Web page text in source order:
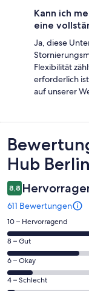
Kann ich
eine
Ja, diese
Flexibilität
erforderlich
auf unserer
Hub Berlin
8,8
611 Bewertungen
347
von
insgesamt
611
haben
10 – Hervorragend
170
von
insgesamt
611
8 – Gut
60
von
insgesamt
6 – Okay
18
4 – Schlecht